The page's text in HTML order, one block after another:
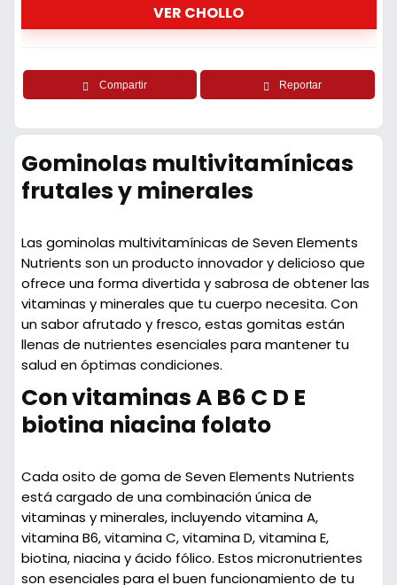
VER CHOLLO
Compartir Reportar
Gominolas multivitamínicas
frutales y minerales
Las gominolas multivitamínicas de Seven Elements
Nutrients son un producto innovador y delicioso que
ofrece una forma divertida y sabrosa de obtener las
vitaminas y minerales que tu cuerpo necesita. Con
un sabor afrutado y fresco, estas gomitas están
llenas de nutrientes esenciales para mantener tu
salud en óptimas condiciones.
Con vitaminas A B6 C D E
biotina niacina folato
Cada osito de goma de Seven Elements Nutrients
está cargado de una combinación única de
vitaminas y minerales, incluyendo vitamina A,
vitamina B6, vitamina C, vitamina D, vitamina E,
biotina, niacina y ácido fólico. Estos micronutrientes
son esenciales para el buen funcionamiento de tu